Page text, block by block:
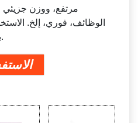
مرتفع، ووزن جزيئي
الوظائف، فوري، إلخ.
بولي أكريلاميد الكاتيوني: 1.